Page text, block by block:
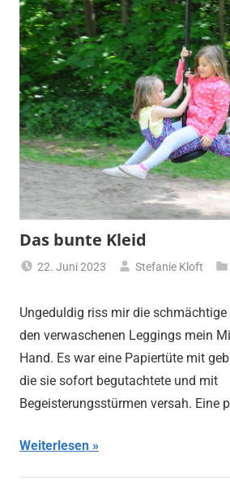
Das bunte Kleid
22. Juni 2023 Stefanie Kloft
Ungeduldig riss mir die
den verwaschenen Leggings mein
Hand. Es war eine Papiertüte mit
die sie sofort begutachtete und mit
Begeisterungsstürmen versah. Eine
Weiterlesen